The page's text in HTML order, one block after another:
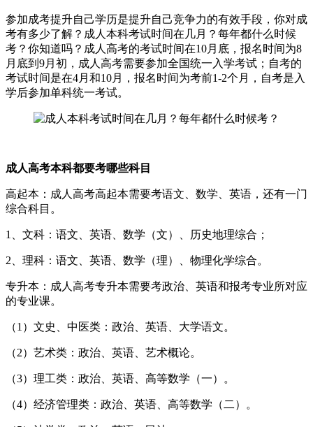
参加成考提升自己学历是提升自己竞争力的有效手段，你对成
考有多少了解？成人本科考试时间在几月？每年都什么时候
考？你知道吗？成人高考的考试时间在10月底，报名时间为8
月底到9月初，成人高考需要参加全国统一入学考试；自考的
考试时间是在4月和10月，报名时间为考前1-2个月，自考是入
学后参加单科统一考试。
成人高考本科都要考哪些科目
高起本：成人高考高起本需要考语文、数学、英语，还有一门
综合科目。
1、文科：语文、英语、数学（文）、历史地理综合；
2、理科：语文、英语、数学（理）、物理化学综合。
专升本：成人高考专升本需要考政治、英语和报考专业所对应
的专业课。
（1）文史、中医类：政治、英语、大学语文。
（2）艺术类：政治、英语、艺术概论。
（3）理工类：政治、英语、高等数学（一）。
（4）经济管理类：政治、英语、高等数学（二）。